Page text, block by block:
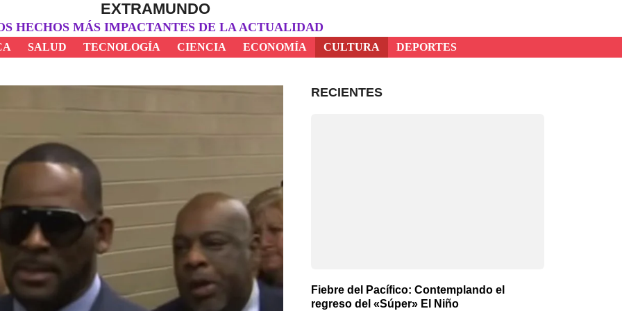
EXTRAMUNDO
HECHOS MÁS IMPACTANTES DE LA ACTUALIDAD
SALUD TECNOLOGÍA CIENCIA ECONOMÍA CULTURA DEPORTES
RECIENTES
Fiebre del Pacífico: Contemplando el
regreso del «Súper» El Niño